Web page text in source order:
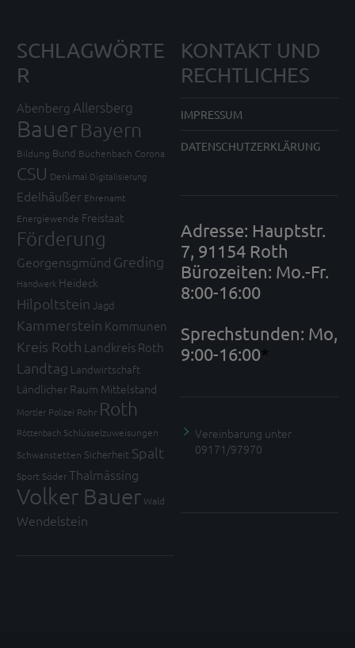
SCHLAGWÖRTE
R
Abenberg Allersberg
Bauer Bayern
Bildung Bund Büchenbach Corona
CSU Denkmal Digitalisierung
Edelhäußer Ehrenamt
Energiewende Freistaat
Förderung
Georgensgmünd Greding
Handwerk Heideck
Hilpoltstein Jagd
Kammerstein Kommunen
Kreis Roth Landkreis Roth
Landtag Landwirtschaft
Ländlicher Raum Mittelstand
Mortler Polizei Rohr Roth
Röttenbach Schlüsselzuweisungen
Schwanstetten Sicherheit Spalt
Sport SöderThalmässing
Volker BauerWald
Wendelstein
KONTAKT UND
RECHTLICHES
IMPRESSUM
DATENSCHUTZERKLÄRUNG
Adresse: Hauptstr.
7, 91154 Roth
Bürozeiten: Mo.-Fr.
8:00-16:00
Sprechstunden: Mo,
9:00-16:00*
Vereinbarung unter
09171/97970